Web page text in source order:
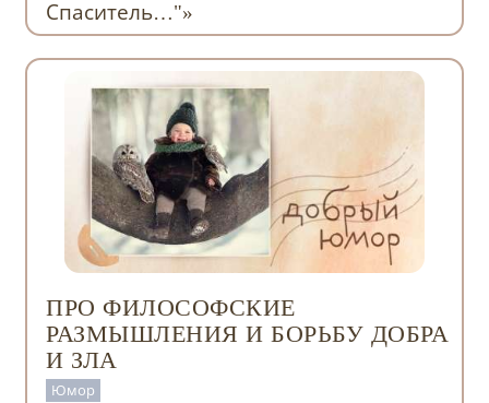
Спаситель…"»
ПРО ФИЛОСОФСКИЕ
РАЗМЫШЛЕНИЯ И БОРЬБУ ДОБРА
И ЗЛА
Юмор